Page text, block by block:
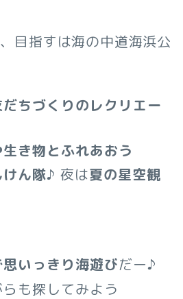
目指すは海の中道海浜公
だちづくりのレクリエー
き物とふれあおう
ん隊♪ 夜は夏の星空観
いっきり海遊びだー♪
も探してみよう